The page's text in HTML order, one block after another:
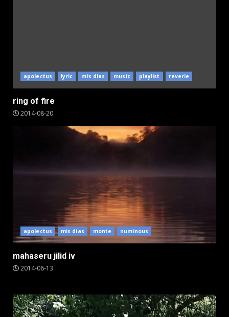
apolectus lyric mis dias music playlist reverie
ring of fire
2014-08-20
apolectus mis dias monte numinous
mahaseru jilid iv
2014-06-13